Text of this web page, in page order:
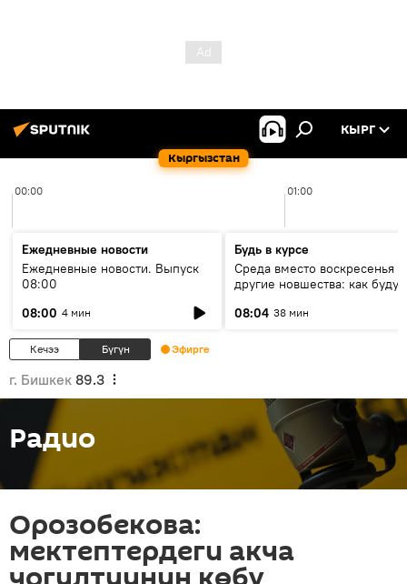
Кыргызстан
КЫРГ
00:00 01:00
Ежедневные новости
Ежедневные новости. Выпуск
08:00
08:00 4 мин
Будь в курсе
Среда вместо воскресенья и
другие новшества: как будут
08:04 38 мин
Кечээ Бүгүн Эфирге
г. Бишкек 89.3
Радио
Орозобекова:
мектептердеги акча